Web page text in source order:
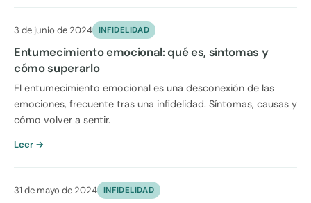
3 de junio de 2024 INFIDELIDAD
Entumecimiento emocional: qué es, síntomas y
cómo superarlo
El entumecimiento emocional es una desconexión de las
emociones, frecuente tras una infidelidad. Síntomas, causas y
cómo volver a sentir.
Leer →
31 de mayo de 2024 INFIDELIDAD